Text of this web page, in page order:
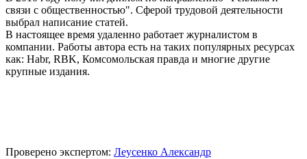
связи с общественностью". Сферой трудовой деятельности
выбрал написание статей.
В настоящее время удаленно работает журналистом в
компании. Работы автора есть на таких популярных ресурсах
как: Habr, RBK, Комсомольская правда и многие другие
крупные издания.
Проверено экспертом: Леусенко Александр